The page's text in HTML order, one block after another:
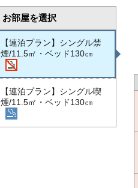
お部屋を選択
【連泊プラン】シングル禁
煙/11.5㎡・ベッド130㎝
【連泊プラン】シングル喫
煙/11.5㎡・ベッド130㎝